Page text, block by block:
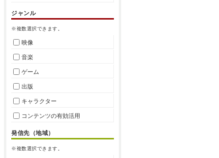
ジャンル
※複数選択できます。
映像
音楽
ゲーム
出版
キャラクター
コンテンツの有効活用
発信先（地域）
※複数選択できます。